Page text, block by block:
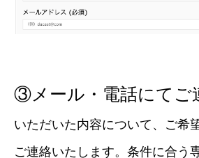
③メール・電話にてご
いただいた内容について、ご希
ご連絡いたします。条件に合う